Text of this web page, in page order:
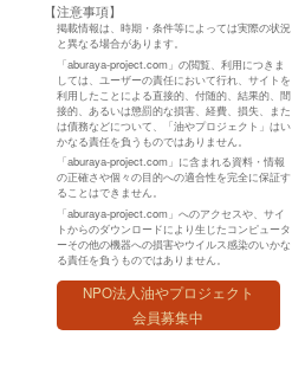
【注意事項】
掲載情報は、時期・条件等によっては実際の状況
と異なる場合があります。
「aburaya-project.com」の閲覧、利用につきま
しては、ユーザーの責任において行れ、サイトを
利用したことによる直接的、付随的、結果的、間
接的、あるいは懲罰的な損害、経費、損失、また
は債務などについて、「油やプロジェクト」はい
かなる責任を負うものではありません。
「aburaya-project.com」に含まれる資料・情報
の正確さや個々の目的への適合性を完全に保証す
ることはできません。
「aburaya-project.com」へのアクセスや、サイ
トからのダウンロードにより生じたコンピュータ
ーその他の機器への損害やウイルス感染のいかな
る責任を負うものではありません。
NPO法人油やプロジェクト
会員募集中